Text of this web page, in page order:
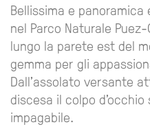
Bellissima e
nel Parco Naturale
lungo la parete est del
gemma per gli
Dall’assolato versante
discesa il colpo d’occhio
impagabile.